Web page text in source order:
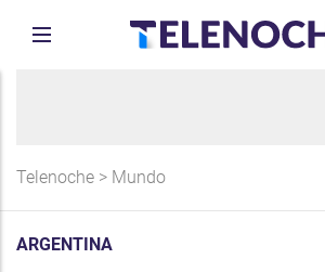
Telenoche > Mundo
ARGENTINA